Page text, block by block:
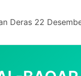
Deras 22